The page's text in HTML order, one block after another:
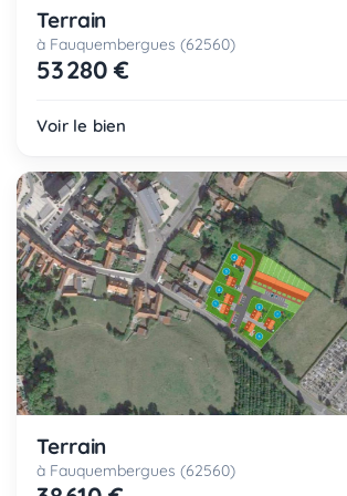
Terrain
à Fauquembergues (62560)
53 280 €
Voir le bien
Terrain
à Fauquembergues (62560)